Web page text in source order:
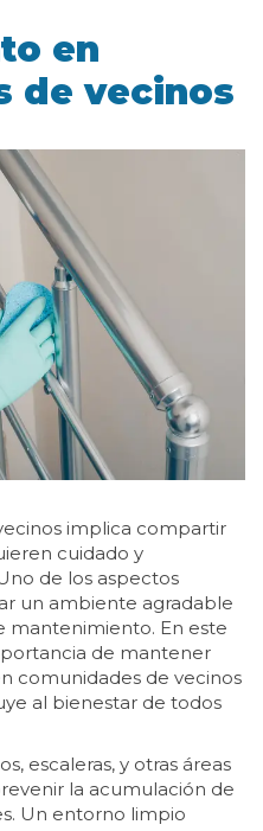
en
de vecinos
implica compartir
cuidado y
de los aspectos
un ambiente agradable
mantenimiento. En este
de mantener
comunidades de vecinos
al bienestar de todos
escaleras, y otras áreas
la acumulación de
Un entorno limpio